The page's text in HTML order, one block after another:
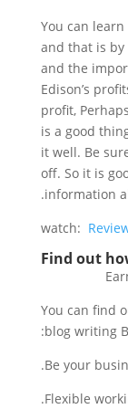
You can
and that is
and the
Edison’s
profit,
is a good
it well. Be
off. So it is
information
watch:
Find out
You can find
blog writing
Be your
Flexible